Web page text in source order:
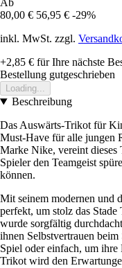
Ab
80,00 € 56,95 € -29%
inkl. MwSt. zzgl.
+2,85 € für Ihre nächste
Bestellung gutgeschrieben
Loading...
Beschreibung
Das Auswärts-Trikot für
Must-Have für alle jungen
Marke Nike, vereint
Spieler den Teamgeist
können.
Mit seinem modernen und
perfekt, um stolz das Stade
wurde sorgfältig
ihnen Selbstvertrauen
Spiel oder einfach, um
Trikot wird den